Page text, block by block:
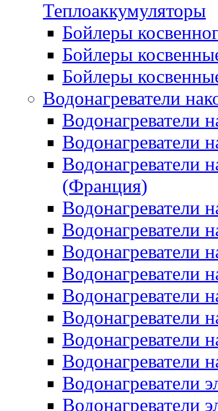
Теплоаккумуляторы
Бойлеры
Бойлеры
Бойлеры
Водонагреватели
Водонагреватели
Водонагреватели
Водонагреватели
(Франция)
Водонагреватели
Водонагреватели
Водонагреватели
Водонагреватели
Водонагреватели
Водонагреватели
Водонагреватели
Водонагреватели
Водонагреватели
Водонагреватели